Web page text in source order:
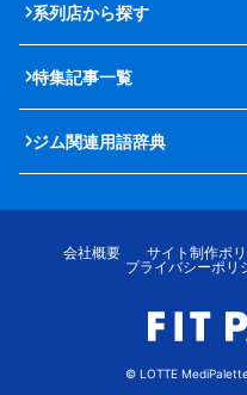
系列店から探す
特集記事一覧
ジム関連用語辞典
会社概要 サイト制作ポ
プライバシーポリ
© LOTTE